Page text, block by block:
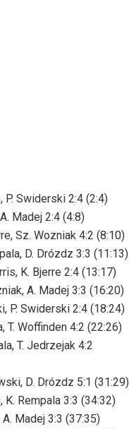
P. Swiderski 2:4 (2:4)
Madej 2:4 (4:8)
Sz. Wozniak 4:2 (8:10)
D. Drózdz 3:3 (11:13)
K. Bjerre 2:4 (13:17)
A. Madej 3:3 (16:20)
P. Swiderski 2:4 (18:24)
T. Woffinden 4:2 (22:26)
T. Jedrzejak 4:2
D. Drózdz 5:1 (31:29)
Rempala 3:3 (34:32)
A. Madej 3:3 (37:35)